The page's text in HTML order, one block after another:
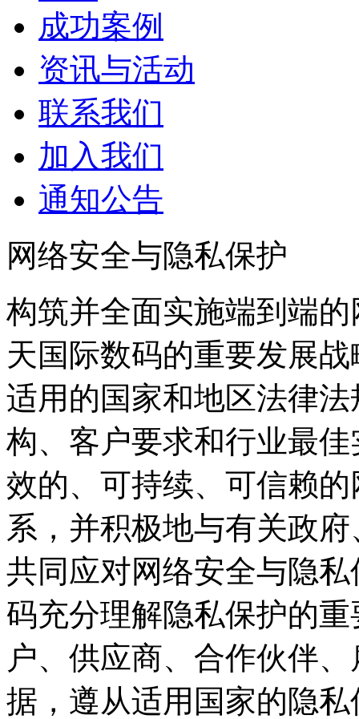
成功案例
资讯与活动
联系我们
加入我们
通知公告
网络安全与隐私保护
构筑并全面实施端到端
天国际数码的重要发展
适用的国家和地区法律法
构、客户要求和行业最
效的、可持续、可信
系，并积极地与有关政府
共同应对网络安全与隐
码充分理解隐私保护的重要
户、供应商、合作伙
据，遵从适用国家的